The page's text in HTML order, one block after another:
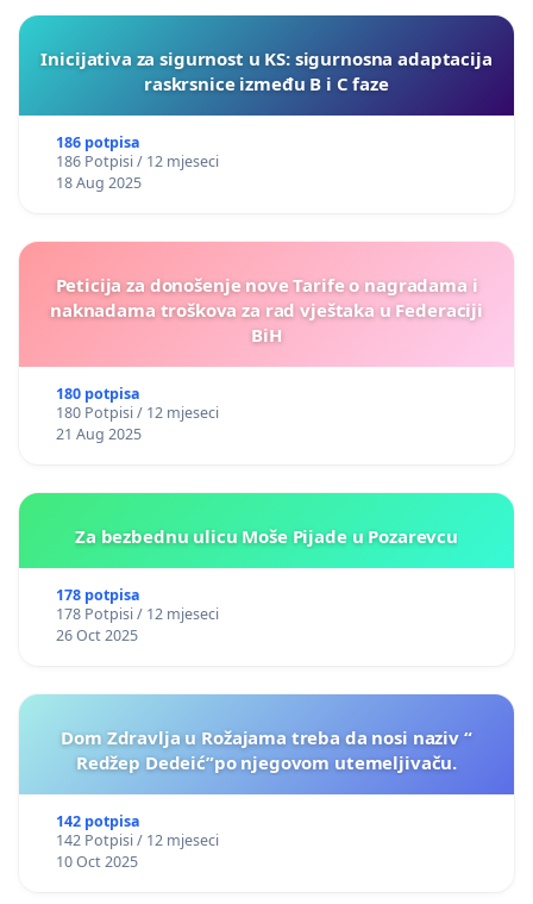
Inicijativa za sigurnost u KS: sigurnosna adaptacija
raskrsnice između B i C faze
186 potpisa
186 Potpisi / 12 mjeseci
18 Aug 2025
Peticija za donošenje nove Tarife o nagradama i
naknadama troškova za rad vještaka u Federaciji
BiH
180 potpisa
180 Potpisi / 12 mjeseci
21 Aug 2025
Za bezbednu ulicu Moše Pijade u Pozarevcu
178 potpisa
178 Potpisi / 12 mjeseci
26 Oct 2025
Dom Zdravlja u Rožajama treba da nosi naziv “
Redžep Dedeić”po njegovom utemeljivaču.
142 potpisa
142 Potpisi / 12 mjeseci
10 Oct 2025